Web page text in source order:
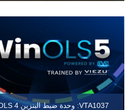
VTA1037: وحدة ضبط البنزين EVC WinOLS 4 من 6د